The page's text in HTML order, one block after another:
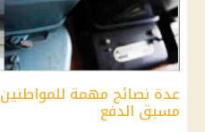
عدة نصائح مهمة
مسبق الدفع